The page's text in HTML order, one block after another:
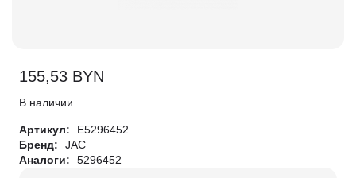
155,53 BYN
В наличии
Артикул:
E5296452
Бренд:
JAC
Аналоги:
5296452